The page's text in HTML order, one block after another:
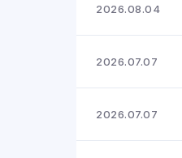
2026.08.04
2026.07.07
2026.07.07